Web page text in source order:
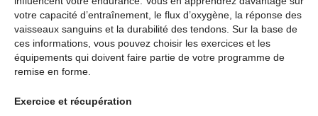
votre capacité d’entraînement, le flux d’oxygène, la réponse des
vaisseaux sanguins et la durabilité des tendons. Sur la base de
ces informations, vous pouvez choisir les exercices et les
équipements qui doivent faire partie de votre programme de
remise en forme.
Exercice et récupération